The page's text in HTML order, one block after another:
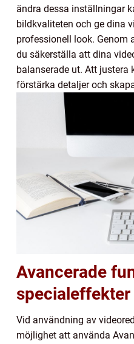
ändra dessa inställningar
bildkvaliteten och ge dina
professionell look. Genom
du säkerställa att dina
balanserade ut. Att
förstärka detaljer och
Avancerade
specialeffekter
Vid användning av
möjlighet att använda